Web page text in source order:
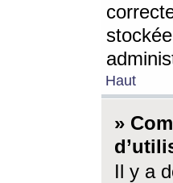
Haut
»
Il y a